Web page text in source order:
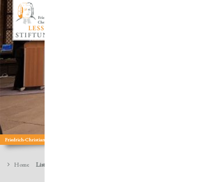
Friedrich-Christian-Lesser: Theologe | Wissenschaftler | Sammler | Autor
Home Liste der Steuerzahler in Ellrich 1719 veröffentlicht